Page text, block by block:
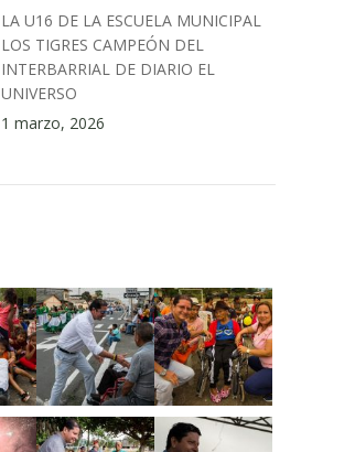
LA U16 DE LA ESCUELA MUNICIPAL
LOS TIGRES CAMPEÓN DEL
INTERBARRIAL DE DIARIO EL
UNIVERSO
1 marzo, 2026